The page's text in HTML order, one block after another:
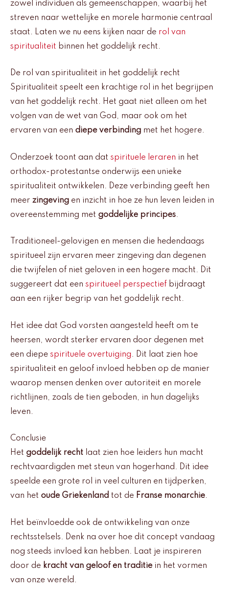
zowel individuen als gemeenschappen, waarbij het
streven naar wettelijke en morele harmonie centraal
staat. Laten we nu eens kijken naar de rol van
spiritualiteit binnen het goddelijk recht.
De rol van spiritualiteit in het goddelijk recht
Spiritualiteit speelt een krachtige rol in het begrijpen
van het goddelijk recht. Het gaat niet alleen om het
volgen van de wet van God, maar ook om het
ervaren van een diepe verbinding met het hogere.
Onderzoek toont aan dat spirituele leraren in het
orthodox-protestantse onderwijs een unieke
spiritualiteit ontwikkelen. Deze verbinding geeft hen
meer zingeving en inzicht in hoe ze hun leven leiden in
overeenstemming met goddelijke principes.
Traditioneel-gelovigen en mensen die hedendaags
spiritueel zijn ervaren meer zingeving dan degenen
die twijfelen of niet geloven in een hogere macht. Dit
suggereert dat een spiritueel perspectief bijdraagt
aan een rijker begrip van het goddelijk recht.
Het idee dat God vorsten aangesteld heeft om te
heersen, wordt sterker ervaren door degenen met
een diepe spirituele overtuiging. Dit laat zien hoe
spiritualiteit en geloof invloed hebben op de manier
waarop mensen denken over autoriteit en morele
richtlijnen, zoals de tien geboden, in hun dagelijks
leven.
Conclusie
Het goddelijk recht laat zien hoe leiders hun macht
rechtvaardigden met steun van hogerhand. Dit idee
speelde een grote rol in veel culturen en tijdperken,
van het oude Griekenland tot de Franse monarchie.
Het beïnvloedde ook de ontwikkeling van onze
rechtsstelsels. Denk na over hoe dit concept vandaag
nog steeds invloed kan hebben. Laat je inspireren
door de kracht van geloof en traditie in het vormen
van onze wereld.